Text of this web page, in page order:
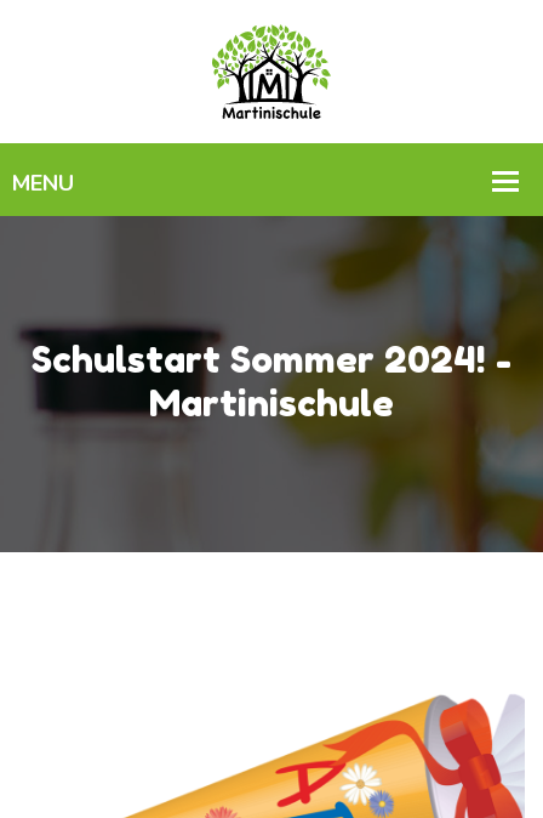
Schulstart Sommer 2024! -
Martinischule